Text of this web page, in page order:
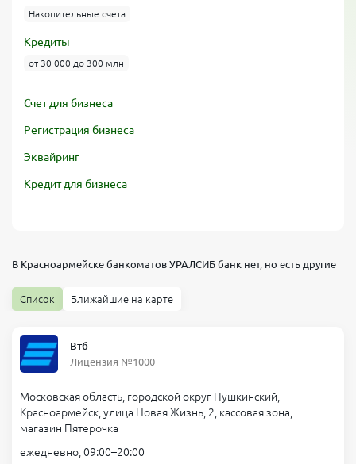
Накопительные счета
Кредиты
от 30 000 до 300 млн
Счет для бизнеса
Регистрация бизнеса
Эквайринг
Кредит для бизнеса
В Красноармейске банкоматов УРАЛСИБ банк нет, но есть другие
Список Ближайшие на карте
Втб
Лицензия №1000
Московская область, городской округ Пушкинский,
Красноармейск, улица Новая Жизнь, 2, кассовая зона,
магазин Пятерочка
ежедневно, 09:00–20:00